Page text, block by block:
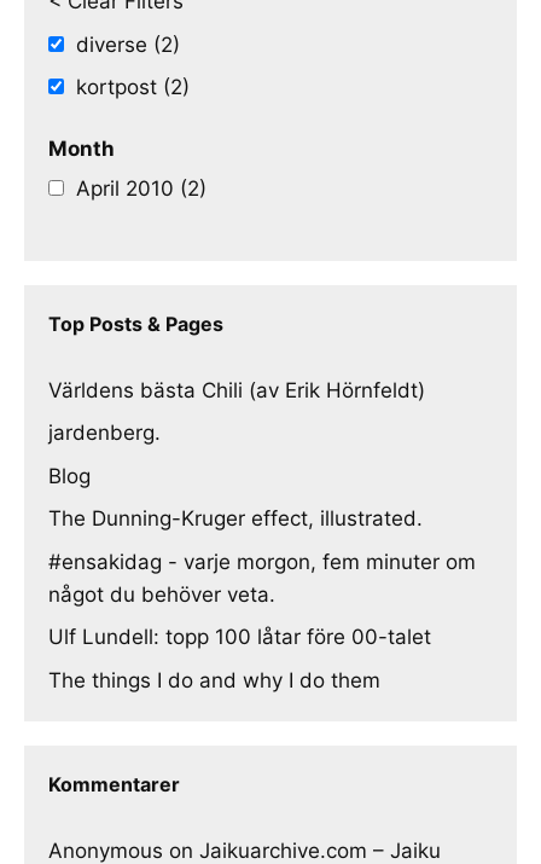
diverse (2)
kortpost (2)
Month
April 2010 (2)
Top Posts & Pages
Världens bästa Chili (av Erik Hörnfeldt)
jardenberg.
Blog
The Dunning-Kruger effect, illustrated.
#ensakidag - varje morgon, fem minuter om
något du behöver veta.
Ulf Lundell: topp 100 låtar före 00-talet
The things I do and why I do them
Kommentarer
Anonymous on Jaikuarchive.com – Jaiku